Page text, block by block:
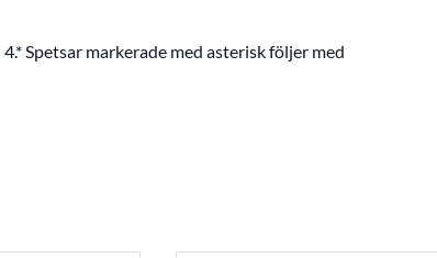
Spetsar markerade med asterisk följer med